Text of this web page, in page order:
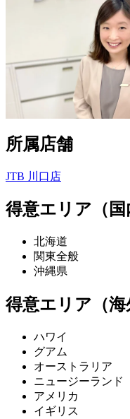
所属店舗
JTB 川口店
得意エリア（国
北海道
関東全般
沖縄県
得意エリア（海
ハワイ
グアム
オーストラリア
ニュージーランド
アメリカ
イギリス